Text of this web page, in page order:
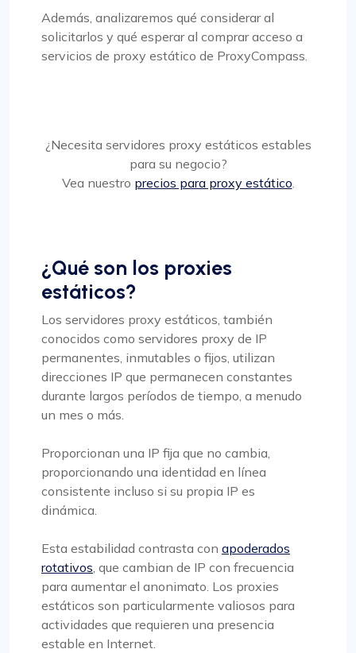
Además, analizaremos qué considerar al
solicitarlos y qué esperar al comprar acceso a
servicios de proxy estático de ProxyCompass.
¿Necesita servidores proxy estáticos estables
para su negocio?
Vea nuestro precios para proxy estático.
¿Qué son los proxies
estáticos?
Los servidores proxy estáticos, también
conocidos como servidores proxy de IP
permanentes, inmutables o fijos, utilizan
direcciones IP que permanecen constantes
durante largos períodos de tiempo, a menudo
un mes o más.
Proporcionan una IP fija que no cambia,
proporcionando una identidad en línea
consistente incluso si su propia IP es
dinámica.
Esta estabilidad contrasta con apoderados
rotativos, que cambian de IP con frecuencia
para aumentar el anonimato. Los proxies
estáticos son particularmente valiosos para
actividades que requieren una presencia
estable en Internet.